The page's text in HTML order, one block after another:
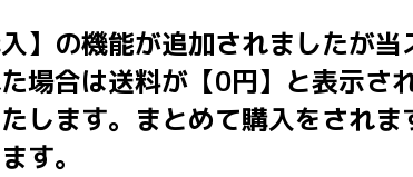
の機能が追加されましたが当
場合は送料が【0円】と表示さ
します。まとめて購入をされ
す。